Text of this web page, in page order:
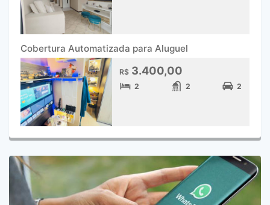
Cobertura Automatizada para Aluguel
R$ 3.400,00
2 2 2